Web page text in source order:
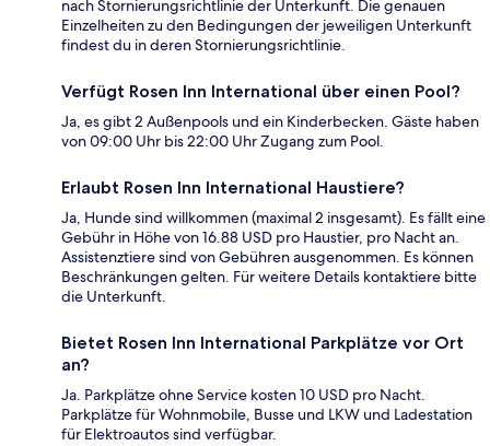
nach Stornierungsrichtlinie der Unterkunft. Die genauen
Einzelheiten zu den Bedingungen der jeweiligen Unterkunft
findest du in deren Stornierungsrichtlinie.
Verfügt Rosen Inn International über einen Pool?
Ja, es gibt 2 Außenpools und ein Kinderbecken. Gäste haben
von 09:00 Uhr bis 22:00 Uhr Zugang zum Pool.
Erlaubt Rosen Inn International Haustiere?
Ja, Hunde sind willkommen (maximal 2 insgesamt). Es fällt eine
Gebühr in Höhe von 16.88 USD pro Haustier, pro Nacht an.
Assistenztiere sind von Gebühren ausgenommen. Es können
Beschränkungen gelten. Für weitere Details kontaktiere bitte
die Unterkunft.
Bietet Rosen Inn International Parkplätze vor Ort
an?
Ja. Parkplätze ohne Service kosten 10 USD pro Nacht.
Parkplätze für Wohnmobile, Busse und LKW und Ladestation
für Elektroautos sind verfügbar.